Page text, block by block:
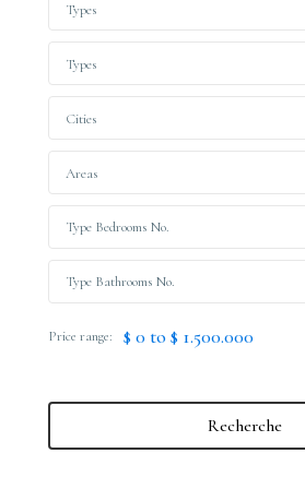
Types
Types
Cities
Areas
Price range: $ 0 to $ 1.500.000
Recherche